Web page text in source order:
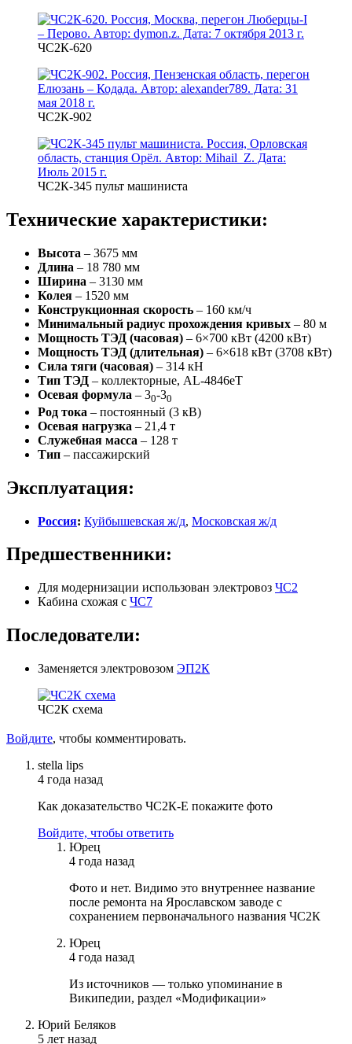
ЧС2К-620
ЧС2К-902
ЧС2К-345 пульт машиниста
Технические характеристики:
Высота – 3675 мм
Длина – 18 780 мм
Ширина – 3130 мм
Колея – 1520 мм
Конструкционная скорость – 160 км/ч
Минимальный радиус прохождения кривых – 80 м
Мощность ТЭД (часовая) – 6×700 кВт (4200 кВт)
Мощность ТЭД (длительная) – 6×618 кВт (3708 кВт)
Сила тяги (часовая) – 314 кН
Тип ТЭД – коллекторные, AL-4846eT
Осевая формула – 30-30
Род тока – постоянный (3 кВ)
Осевая нагрузка – 21,4 т
Служебная масса – 128 т
Тип – пассажирский
Эксплуатация:
Россия: Куйбышевская ж/д, Московская ж/д
Предшественники:
Для модернизации использован электровоз ЧС2
Кабина схожая с ЧС7
Последователи:
Заменяется электровозом ЭП2К
ЧС2К схема
Войдите, чтобы комментировать.
stella lips
4 года назад
Как доказательство ЧС2К-Е покажите фото
Войдите, чтобы ответить
Юрец
4 года назад
Фото и нет. Видимо это внутреннее название
после ремонта на Ярославском заводе с
сохранением первоначального названия ЧС2К
Юрец
4 года назад
Из источников — только упоминание в
Википедии, раздел «Модификации»
Юрий Беляков
5 лет назад